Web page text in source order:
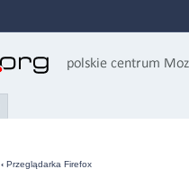
‹ Przeglądarka Firefox